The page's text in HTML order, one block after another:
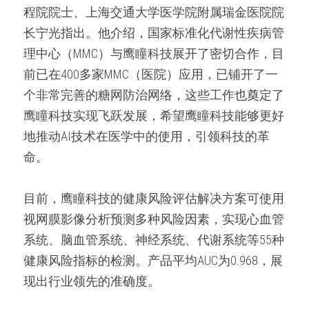
程院院士、上海交通大学医学院附属瑞金医院院
长宁光指出。他介绍，国家标准化代谢性疾病管
理中心（MMC）与鹰瞳科技展开了密切合作，目
前已在400多家MMC（医院）应用，已铺开了一
个非常完善的糖网防治网络，这些工作也奠定了
鹰瞳科技实现飞跃发展，希望鹰瞳科技能够更好
地推动AI技术在医学中的使用，引领科技的革
命。
目前，鹰瞳科技的健康风险评估解决方案可使用
视网膜影像分析预测多种风险因素，实现心血管
系统、脑血管系统、神经系统、代谢系统等55种
健康风险指标的检测。产品平均AUC为0.968，展
现出行业领先的准确度。